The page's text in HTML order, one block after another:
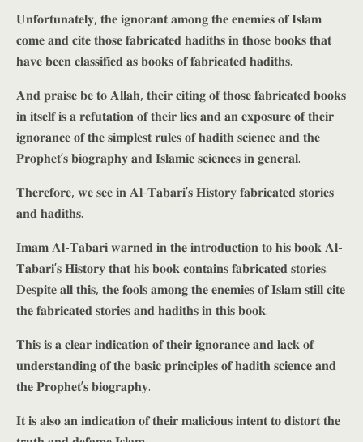
𝐔𝐧𝐟𝐨𝐫𝐭𝐮𝐧𝐚𝐭𝐞𝐥𝐲, 𝐭𝐡𝐞 𝐢𝐠𝐧𝐨𝐫𝐚𝐧𝐭 𝐚𝐦𝐨𝐧𝐠 𝐭𝐡𝐞 𝐞𝐧𝐞𝐦𝐢𝐞𝐬 𝐨𝐟 𝐈𝐬𝐥𝐚𝐦
𝐜𝐨𝐦𝐞 𝐚𝐧𝐝 𝐜𝐢𝐭𝐞 𝐭𝐡𝐨𝐬𝐞 𝐟𝐚𝐛𝐫𝐢𝐜𝐚𝐭𝐞𝐝 𝐡𝐚𝐝𝐢𝐭𝐡𝐬 𝐢𝐧 𝐭𝐡𝐨𝐬𝐞 𝐛𝐨𝐨𝐤𝐬 𝐭𝐡𝐚𝐭
𝐡𝐚𝐯𝐞 𝐛𝐞𝐞𝐧 𝐜𝐥𝐚𝐬𝐬𝐢𝐟𝐢𝐞𝐝 𝐚𝐬 𝐛𝐨𝐨𝐤𝐬 𝐨𝐟 𝐟𝐚𝐛𝐫𝐢𝐜𝐚𝐭𝐞𝐝 𝐡𝐚𝐝𝐢𝐭𝐡𝐬.
𝐀𝐧𝐝 𝐩𝐫𝐚𝐢𝐬𝐞 𝐛𝐞 𝐭𝐨 𝐀𝐥𝐥𝐚𝐡, 𝐭𝐡𝐞𝐢𝐫 𝐜𝐢𝐭𝐢𝐧𝐠 𝐨𝐟 𝐭𝐡𝐨𝐬𝐞 𝐟𝐚𝐛𝐫𝐢𝐜𝐚𝐭𝐞𝐝 𝐛𝐨𝐨𝐤𝐬
𝐢𝐧 𝐢𝐭𝐬𝐞𝐥𝐟 𝐢𝐬 𝐚 𝐫𝐞𝐟𝐮𝐭𝐚𝐭𝐢𝐨𝐧 𝐨𝐟 𝐭𝐡𝐞𝐢𝐫 𝐥𝐢𝐞𝐬 𝐚𝐧𝐝 𝐚𝐧 𝐞𝐱𝐩𝐨𝐬𝐮𝐫𝐞 𝐨𝐟 𝐭𝐡𝐞𝐢𝐫
𝐢𝐠𝐧𝐨𝐫𝐚𝐧𝐜𝐞 𝐨𝐟 𝐭𝐡𝐞 𝐬𝐢𝐦𝐩𝐥𝐞𝐬𝐭 𝐫𝐮𝐥𝐞𝐬 𝐨𝐟 𝐡𝐚𝐝𝐢𝐭𝐡 𝐬𝐜𝐢𝐞𝐧𝐜𝐞 𝐚𝐧𝐝 𝐭𝐡𝐞
𝐏𝐫𝐨𝐩𝐡𝐞𝐭’𝐬 𝐛𝐢𝐨𝐠𝐫𝐚𝐩𝐡𝐲 𝐚𝐧𝐝 𝐈𝐬𝐥𝐚𝐦𝐢𝐜 𝐬𝐜𝐢𝐞𝐧𝐜𝐞𝐬 𝐢𝐧 𝐠𝐞𝐧𝐞𝐫𝐚𝐥.
𝐓𝐡𝐞𝐫𝐞𝐟𝐨𝐫𝐞, 𝐰𝐞 𝐬𝐞𝐞 𝐢𝐧 𝐀𝐥-𝐓𝐚𝐛𝐚𝐫𝐢’𝐬 𝐇𝐢𝐬𝐭𝐨𝐫𝐲 𝐟𝐚𝐛𝐫𝐢𝐜𝐚𝐭𝐞𝐝 𝐬𝐭𝐨𝐫𝐢𝐞𝐬
𝐚𝐧𝐝 𝐡𝐚𝐝𝐢𝐭𝐡𝐬.
𝐈𝐦𝐚𝐦 𝐀𝐥-𝐓𝐚𝐛𝐚𝐫𝐢 𝐰𝐚𝐫𝐧𝐞𝐝 𝐢𝐧 𝐭𝐡𝐞 𝐢𝐧𝐭𝐫𝐨𝐝𝐮𝐜𝐭𝐢𝐨𝐧 𝐭𝐨 𝐡𝐢𝐬 𝐛𝐨𝐨𝐤 𝐀𝐥-
𝐓𝐚𝐛𝐚𝐫𝐢’𝐬 𝐇𝐢𝐬𝐭𝐨𝐫𝐲 𝐭𝐡𝐚𝐭 𝐡𝐢𝐬 𝐛𝐨𝐨𝐤 𝐜𝐨𝐧𝐭𝐚𝐢𝐧𝐬 𝐟𝐚𝐛𝐫𝐢𝐜𝐚𝐭𝐞𝐝 𝐬𝐭𝐨𝐫𝐢𝐞𝐬.
𝐃𝐞𝐬𝐩𝐢𝐭𝐞 𝐚𝐥𝐥 𝐭𝐡𝐢𝐬, 𝐭𝐡𝐞 𝐟𝐨𝐨𝐥𝐬 𝐚𝐦𝐨𝐧𝐠 𝐭𝐡𝐞 𝐞𝐧𝐞𝐦𝐢𝐞𝐬 𝐨𝐟 𝐈𝐬𝐥𝐚𝐦 𝐬𝐭𝐢𝐥𝐥 𝐜𝐢𝐭𝐞
𝐭𝐡𝐞 𝐟𝐚𝐛𝐫𝐢𝐜𝐚𝐭𝐞𝐝 𝐬𝐭𝐨𝐫𝐢𝐞𝐬 𝐚𝐧𝐝 𝐡𝐚𝐝𝐢𝐭𝐡𝐬 𝐢𝐧 𝐭𝐡𝐢𝐬 𝐛𝐨𝐨𝐤.
𝐓𝐡𝐢𝐬 𝐢𝐬 𝐚 𝐜𝐥𝐞𝐚𝐫 𝐢𝐧𝐝𝐢𝐜𝐚𝐭𝐢𝐨𝐧 𝐨𝐟 𝐭𝐡𝐞𝐢𝐫 𝐢𝐠𝐧𝐨𝐫𝐚𝐧𝐜𝐞 𝐚𝐧𝐝 𝐥𝐚𝐜𝐤 𝐨𝐟
𝐮𝐧𝐝𝐞𝐫𝐬𝐭𝐚𝐧𝐝𝐢𝐧𝐠 𝐨𝐟 𝐭𝐡𝐞 𝐛𝐚𝐬𝐢𝐜 𝐩𝐫𝐢𝐧𝐜𝐢𝐩𝐥𝐞𝐬 𝐨𝐟 𝐡𝐚𝐝𝐢𝐭𝐡 𝐬𝐜𝐢𝐞𝐧𝐜𝐞 𝐚𝐧𝐝
𝐭𝐡𝐞 𝐏𝐫𝐨𝐩𝐡𝐞𝐭’𝐬 𝐛𝐢𝐨𝐠𝐫𝐚𝐩𝐡𝐲.
𝐈𝐭 𝐢𝐬 𝐚𝐥𝐬𝐨 𝐚𝐧 𝐢𝐧𝐝𝐢𝐜𝐚𝐭𝐢𝐨𝐧 𝐨𝐟 𝐭𝐡𝐞𝐢𝐫 𝐦𝐚𝐥𝐢𝐜𝐢𝐨𝐮𝐬 𝐢𝐧𝐭𝐞𝐧𝐭 𝐭𝐨 𝐝𝐢𝐬𝐭𝐨𝐫𝐭 𝐭𝐡𝐞